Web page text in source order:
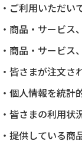
・ご利用いただ
・商品・サービ
・商品・サービ
・皆さまが注文
・個人情報を統
・皆さまの利用
・提供している